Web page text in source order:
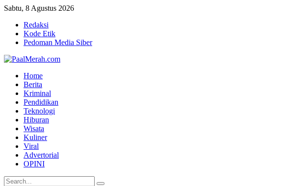
Sabtu, 8 Agustus 2026
Redaksi
Kode Etik
Pedoman Media Siber
Home
Berita
Kriminal
Pendidikan
Teknologi
Hiburan
Wisata
Kuliner
Viral
Advertorial
OPINI